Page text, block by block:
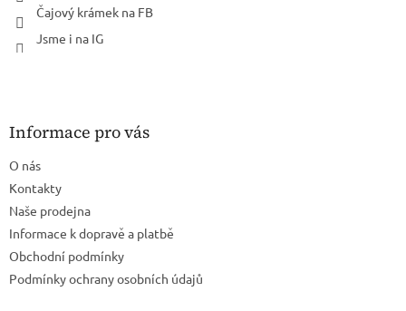
Čajový krámek na FB
Jsme i na IG
Informace pro vás
O nás
Kontakty
Naše prodejna
Informace k dopravě a platbě
Obchodní podmínky
Podmínky ochrany osobních údajů